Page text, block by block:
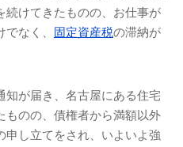
続けてきたものの、お仕事が
なく、 固定資産税の滞納が
知が届き、名古屋にある住宅
ものの、債権者から満額以外
申し立てをされ、いよいよ強